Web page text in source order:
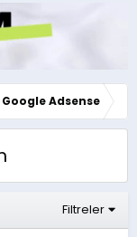
Google Adsense
Filtreler